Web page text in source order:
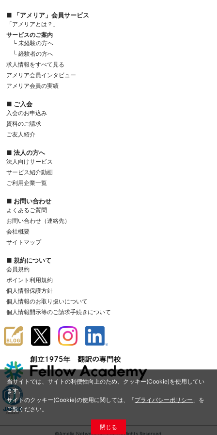
当サイトでは、サイトの利便性向上のため、クッキー(Cookie)を使用してい
ます。
サイトのクッキー(Cookie)の使用に関しては、「プライバシーポリシー 」を
ご覧ください。
閉じる
■ 「アメリア」会員サービス
「アメリアとは？」
サービスのご案内
└ 未経験の方へ
└ 経験者の方へ
求人情報をすべて見る
アメリア会員インタビュー
アメリア会員の実績
■ ご入会
入会のお申込み
資料のご請求
ご友人紹介
■ 法人の方へ
法人向けサービス
サービス紹介動画
ご利用企業一覧
■ お問い合わせ
よくあるご質問
お問い合わせ（連絡先）
会社概要
サイトマップ
■ 規約について
会員規約
ポイント利用規約
個人情報保護方針
個人情報のお取り扱いについて
個人情報開示等のご請求手続きについて
©Amelia Network Co.,Ltd. All Rights Reserved.